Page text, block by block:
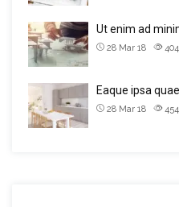
Ut enim ad
28 Mar 18 404
Eaque ipsa
28 Mar 18 454